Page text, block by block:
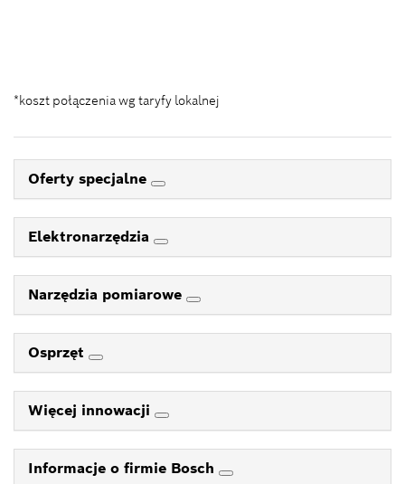
*koszt połączenia wg taryfy lokalnej
Oferty specjalne
Elektronarzędzia
Narzędzia pomiarowe
Osprzęt
Więcej innowacji
Informacje o firmie Bosch